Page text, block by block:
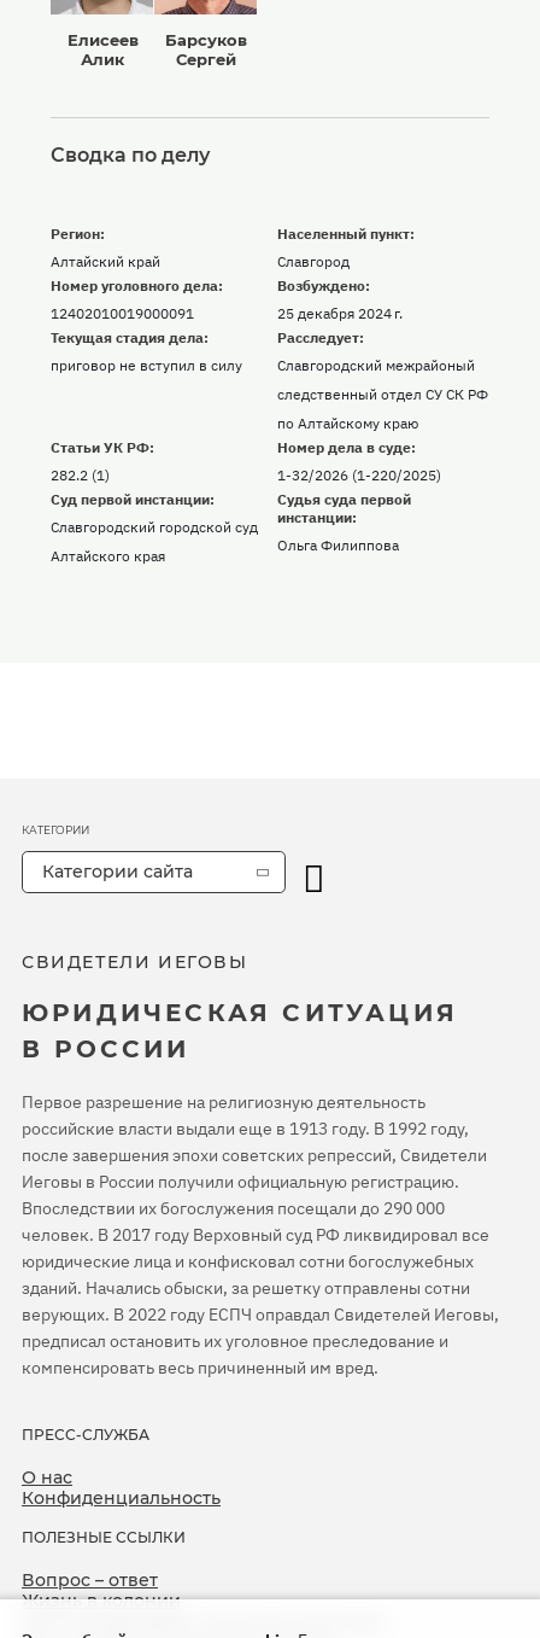
Елисеев
Алик
Барсуков
Сергей
Сводка по делу
Регион:
Алтайский край
Населенный пункт:
Славгород
Номер уголовного дела:
12402010019000091
Возбуждено:
25 декабря 2024 г.
Текущая стадия дела:
приговор не вступил в силу
Расследует:
Славгородский межрайоный
следственный отдел СУ СК РФ
по Алтайскому краю
Статьи УК РФ:
282.2 (1)
Номер дела в суде:
1-32/2026 (1-220/2025)
Суд первой инстанции:
Славгородский городской суд
Алтайского края
Судья суда первой
инстанции:
Ольга Филиппова
СВИДЕТЕЛИ ИЕГОВЫ
ЮРИДИЧЕСКАЯ СИТУАЦИЯ
В РОССИИ
Первое разрешение на религиозную деятельность
российские власти выдали еще в 1913 году. В 1992 году,
после завершения эпохи советских репрессий, Свидетели
Иеговы в России получили официальную регистрацию.
Впоследствии их богослужения посещали до 290 000
человек. В 2017 году Верховный суд РФ ликвидировал все
юридические лица и конфисковал сотни богослужебных
зданий. Начались обыски, за решетку отправлены сотни
верующих. В 2022 году ЕСПЧ оправдал Свидетелей Иеговы,
предписал остановить их уголовное преследование и
компенсировать весь причиненный им вред.
ПРЕСС-СЛУЖБА
О нас
Конфиденциальность
ПОЛЕЗНЫЕ ССЫЛКИ
Вопрос – ответ
Жизнь в колонии
КАТЕГОРИИ
Категории сайта